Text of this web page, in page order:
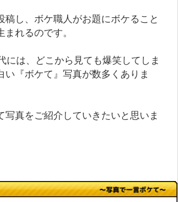
稿し、ボケ職人がお題にボケること
れるのです。
には、どこから見ても爆笑してしま
い『ボケて』写真が数多くありま
写真をご紹介していきたいと思いま